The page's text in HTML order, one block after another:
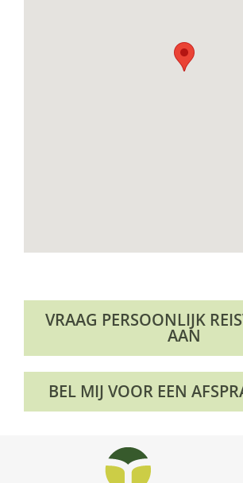
VRAAG PERSOONLIJK
AAN
BEL MIJ VOOR EEN